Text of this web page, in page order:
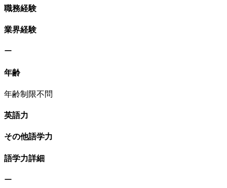
職務経験
業界経験
ー
年齢
年齢制限不問
英語力
その他語学力
語学力詳細
ー